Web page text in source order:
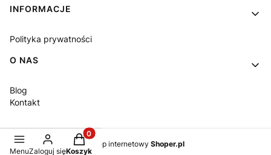
INFORMACJE
Polityka prywatności
O NAS
Blog
Kontakt
Sklep internetowy Shoper.pl
MenuZaloguj się
Produkty w koszyku: 0. Zobacz szczegóły
Koszyk